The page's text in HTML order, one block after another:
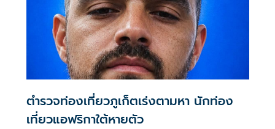
ตำรวจท่องเที่ยวภูเก็ตเร่งตามหา นักท่อง
เที่ยวแอฟริกาใต้หายตัว